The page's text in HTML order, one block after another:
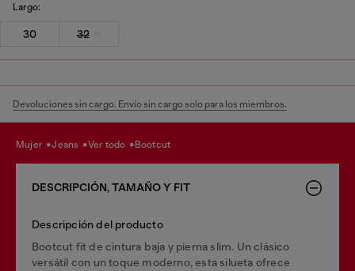
Largo:
30 32
Devoluciones sin cargo. Envío sin cargo solo para los miembros.
mujer jeans ver todo bootcut
DESCRIPCIÓN, TAMAÑO Y FIT
Descripción del producto
Bootcut fit de cintura baja y pierna slim. Un clásico
versátil con un toque moderno, esta silueta ofrece